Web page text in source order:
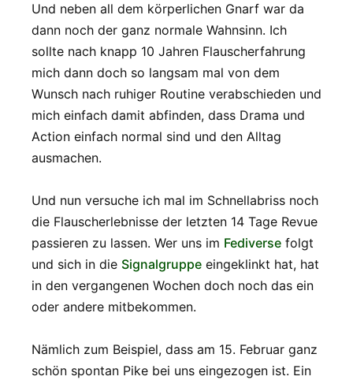
Und neben all dem körperlichen Gnarf war da
dann noch der ganz normale Wahnsinn. Ich
sollte nach knapp 10 Jahren Flauscherfahrung
mich dann doch so langsam mal von dem
Wunsch nach ruhiger Routine verabschieden und
mich einfach damit abfinden, dass Drama und
Action einfach normal sind und den Alltag
ausmachen.
Und nun versuche ich mal im Schnellabriss noch
die Flauscherlebnisse der letzten 14 Tage Revue
passieren zu lassen. Wer uns im Fediverse folgt
und sich in die Signalgruppe eingeklinkt hat, hat
in den vergangenen Wochen doch noch das ein
oder andere mitbekommen.
Nämlich zum Beispiel, dass am 15. Februar ganz
schön spontan Pike bei uns eingezogen ist. Ein